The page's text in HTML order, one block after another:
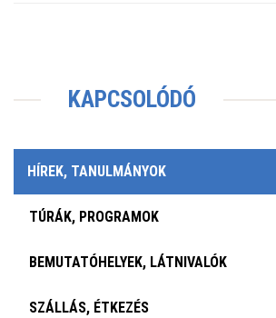
KAPCSOLÓDÓ
HÍREK, TANULMÁNYOK
TÚRÁK, PROGRAMOK
BEMUTATÓHELYEK, LÁTNIVALÓK
SZÁLLÁS, ÉTKEZÉS